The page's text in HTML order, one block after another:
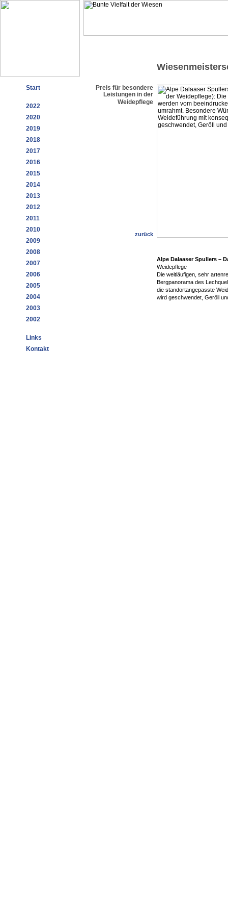
Start
2022
2020
2019
2018
2017
2016
2015
2014
2013
2012
2011
2010
2009
2008
2007
2006
2005
2004
2003
2002
Links
Kontakt
Preis für besondere
Leistungen in der
Weidepflege
zurück
Alpe Dalaaser Spullers –
Weidepflege
Die weitläufigen, sehr
Bergpanorama des
die standortangepasste
wird geschwendet, Geröll